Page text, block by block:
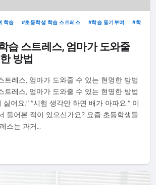
학습 초등학생 학습 스트레스 학습 동기부여
학
습 스트레스, 엄마가 도와줄
방법
트레스, 엄마가 도와줄 수 있는 현명한 방법
트레스, 엄마가 도와줄 수 있는 현명한 방법
싫어요." "시험 생각만 하면 배가 아파요." 이
들어본 적이 있으신가요? 요즘 초등학생들
스는 과거…